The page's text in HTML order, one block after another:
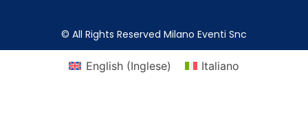
© All Rights Reserved Milano Eventi Snc
English(Inglese) Italiano